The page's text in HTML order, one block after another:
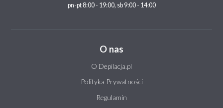
pn-pt 8:00 - 19:00, sb 9:00 - 14:00
O nas
O Depilacja.pl
Polityka Prywatności
Regulamin